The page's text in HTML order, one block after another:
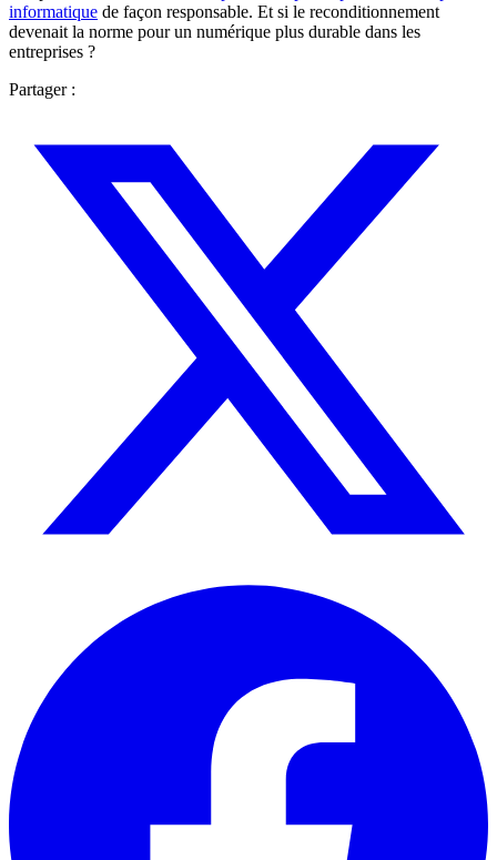
informatique de façon responsable. Et si le reconditionnement
devenait la norme pour un numérique plus durable dans les
entreprises ?
Partager :